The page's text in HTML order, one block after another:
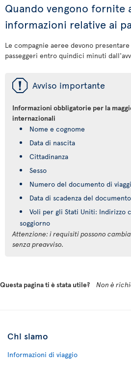
Quando vengono fornite
informazioni relative ai
Le compagnie aeree devono
passeggeri entro quindici minuti
ü Avviso importante
Informazioni obbligatorie per la
internazionali
Nome e cognome
Data di nascita
Cittadinanza
Sesso
Numero del documento di
Data di scadenza del
Voli per gli Stati Uniti: Indirizzo
soggiorno
Attenzione: i requisiti possono
senza preavviso.
Questa pagina ti è stata utile? Non è
Chi siamo
Informazioni di viaggio